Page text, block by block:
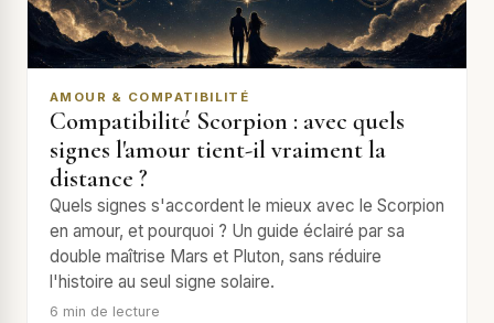
AMOUR & COMPATIBILITÉ
Compatibilité Scorpion : avec quels
signes l'amour tient-il vraiment la
distance ?
Quels signes s'accordent le mieux avec le Scorpion
en amour, et pourquoi ? Un guide éclairé par sa
double maîtrise Mars et Pluton, sans réduire
l'histoire au seul signe solaire.
6 min de lecture